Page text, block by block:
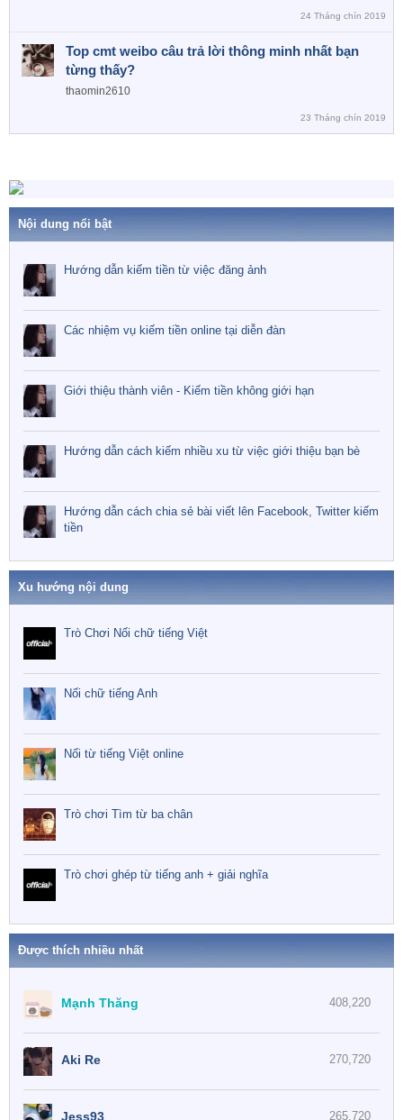
24 Tháng chín 2019
Top cmt weibo câu trả lời thông minh nhất bạn
từng thấy?
thaomin2610
23 Tháng chín 2019
Nội dung nổi bật
Hướng dẫn kiếm tiền từ việc đăng ảnh
Các nhiệm vụ kiếm tiền online tại diễn đàn
Giới thiệu thành viên - Kiếm tiền không giới hạn
Hướng dẫn cách kiếm nhiều xu từ việc giới thiệu bạn bè
Hướng dẫn cách chia sẻ bài viết lên Facebook, Twitter kiếm
tiền
Xu hướng nội dung
Trò Chơi Nối chữ tiếng Việt
Nối chữ tiếng Anh
Nối từ tiếng Việt online
Trò chơi Tìm từ ba chân
Trò chơi ghép từ tiếng anh + giải nghĩa
Được thích nhiều nhất
408,220
Mạnh Thăng
270,720
Aki Re
265,720
Jess93